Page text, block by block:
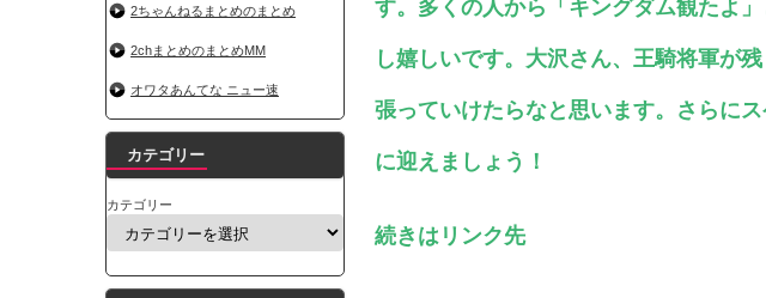
す。多くの人から「キングダム観たよ
し嬉しいです。大沢さん、王騎将軍が
張っていけたらなと思います。さらに
に迎えましょう！
続きはリンク先
2ちゃんねるまとめのまとめ
2chまとめのまとめMM
オワタあんてな ニュー速
カテゴリー
カテゴリー